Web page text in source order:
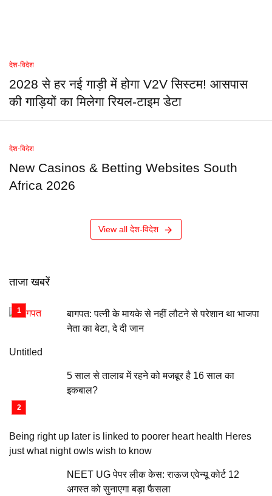
देश-विदेश
2028 से हर नई गाड़ी में होगा V2V सिस्टम! आसपास
की गाड़ियों का मिलेगा रियल-टाइम डेटा
देश-विदेश
New Casinos & Betting Websites South
Africa 2026
View all देश-विदेश
ताजा खबरें
बागपत: पत्नी के मायके से नहीं लौटने से परेशान था भाजपा
नेता का बेटा, दे दी जान
Untitled
5 साल से तालाब में रहने को मजबूर है 16 साल का
इकबाल?
Being right up later is linked to poorer heart health Heres
just what night owls wish to know
NEET UG पेपर लीक केस: राऊज एवेन्यू कोर्ट 12
अगस्त को सुनाएगा बड़ा फैसला